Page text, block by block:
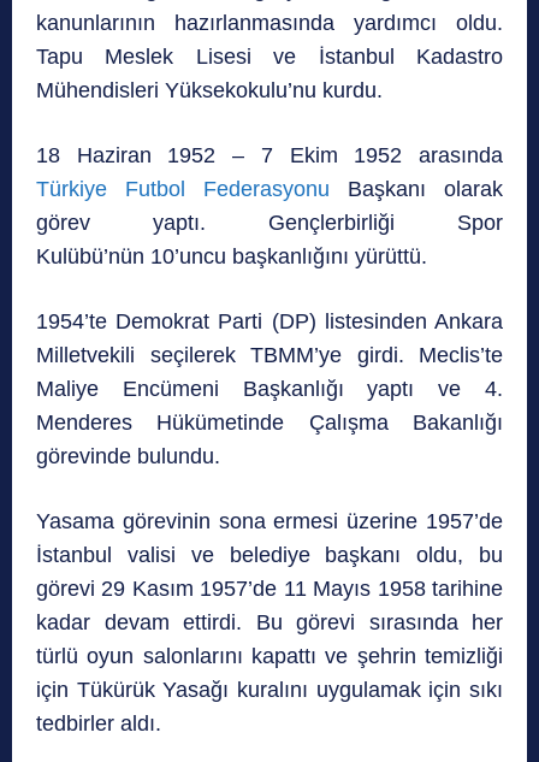
kanunlarının hazırlanmasında yardımcı oldu.
Tapu Meslek Lisesi ve İstanbul Kadastro
Mühendisleri Yüksekokulu’nu kurdu.
18 Haziran 1952 – 7 Ekim 1952 arasında
Türkiye Futbol Federasyonu Başkanı olarak
görev yaptı. Gençlerbirliği Spor
Kulübü’nün 10’uncu başkanlığını yürüttü.
1954’te Demokrat Parti (DP) listesinden An­kara
Milletvekili seçilerek TBMM’ye girdi. Meclis’te
Maliye Encümeni Başkanlığı yaptıve 4.
Menderes Hükümetinde Çalışma Bakanlığı
görevinde bulundu.
Yasama görevinin sona ermesi üzerine 1957’de
İstanbul valisi ve belediye başkanı oldu, bu
görevi 29 Kasım 1957’de 11 Mayıs 1958 tarihine
kadar devam ettirdi. Bu görevi sırasında her
türlü oyun salonlarını kapattı ve şehrin temizliği
için Tükürük Yasağı kuralını uygulamak için sıkı
tedbirler aldı.